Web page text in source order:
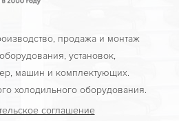
продажа и монтаж
установок,
машин и комплектующих.
холодильного оборудования.
соглашение